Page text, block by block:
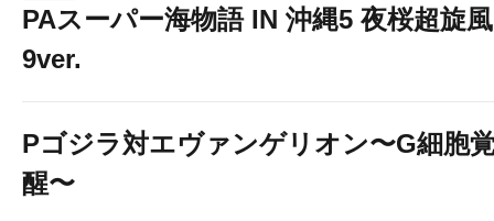
PAスーパー海物語 IN 沖縄5 夜桜超旋
9ver.
Pゴジラ対エヴァンゲリオン〜G細胞
醒〜